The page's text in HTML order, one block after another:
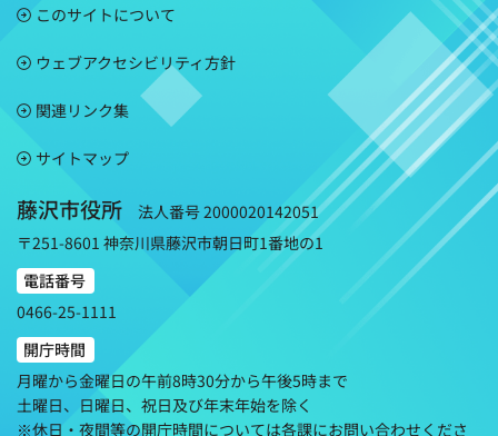
このサイトについて
ウェブアクセシビリティ方針
関連リンク集
サイトマップ
藤沢市役所
法人番号 2000020142051
〒251-8601 神奈川県藤沢市朝日町1番地の1
電話番号
0466-25-1111
開庁時間
月曜から金曜日の午前8時30分から午後5時まで
土曜日、日曜日、祝日及び年末年始を除く
※休日・夜間等の開庁時間については各課にお問い合わせくださ